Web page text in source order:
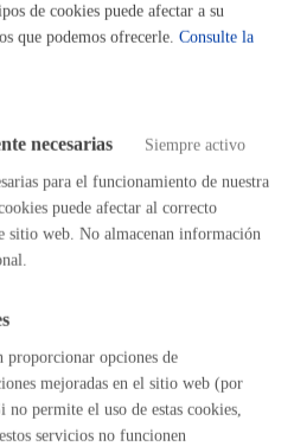
Educación y Juventud
la Escuela de Música y
atrás
de cookies puede afectar a su
que podemos ofrecerle. Consulte la
necesarias Siempre activo
para el funcionamiento de nuestra
puede afectar al correcto
sitio web. No almacenan información
proporcionar opciones de
mejoradas en el sitio web (por
permite el uso de estas cookies,
servicios no funcionen